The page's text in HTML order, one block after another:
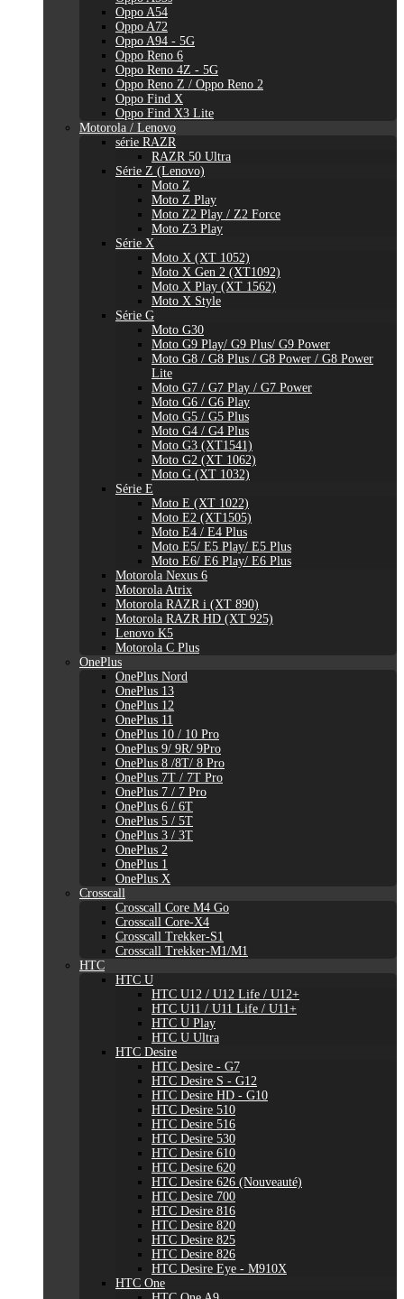
Oppo A54
Oppo A72
Oppo A94 - 5G
Oppo Reno 6
Oppo Reno 4Z - 5G
Oppo Reno Z / Oppo Reno 2
Oppo Find X
Oppo Find X3 Lite
Motorola / Lenovo
série RAZR
RAZR 50 Ultra
Série Z (Lenovo)
Moto Z
Moto Z Play
Moto Z2 Play / Z2 Force
Moto Z3 Play
Série X
Moto X (XT 1052)
Moto X Gen 2 (XT1092)
Moto X Play (XT 1562)
Moto X Style
Série G
Moto G30
Moto G9 Play/ G9 Plus/ G9 Power
Moto G8 / G8 Plus / G8 Power / G8 Power
Lite
Moto G7 / G7 Play / G7 Power
Moto G6 / G6 Play
Moto G5 / G5 Plus
Moto G4 / G4 Plus
Moto G3 (XT1541)
Moto G2 (XT 1062)
Moto G (XT 1032)
Série E
Moto E (XT 1022)
Moto E2 (XT1505)
Moto E4 / E4 Plus
Moto E5/ E5 Play/ E5 Plus
Moto E6/ E6 Play/ E6 Plus
Motorola Nexus 6
Motorola Atrix
Motorola RAZR i (XT 890)
Motorola RAZR HD (XT 925)
Lenovo K5
Motorola C Plus
OnePlus
OnePlus Nord
OnePlus 13
OnePlus 12
OnePlus 11
OnePlus 10 / 10 Pro
OnePlus 9/ 9R/ 9Pro
OnePlus 8 /8T/ 8 Pro
OnePlus 7T / 7T Pro
OnePlus 7 / 7 Pro
OnePlus 6 / 6T
OnePlus 5 / 5T
OnePlus 3 / 3T
OnePlus 2
OnePlus 1
OnePlus X
Crosscall
Crosscall Core M4 Go
Crosscall Core-X4
Crosscall Trekker-S1
Crosscall Trekker-M1/M1
HTC
HTC U
HTC U12 / U12 Life / U12+
HTC U11 / U11 Life / U11+
HTC U Play
HTC U Ultra
HTC Desire
HTC Desire - G7
HTC Desire S - G12
HTC Desire HD - G10
HTC Desire 510
HTC Desire 516
HTC Desire 530
HTC Desire 610
HTC Desire 620
HTC Desire 626 (Nouveauté)
HTC Desire 700
HTC Desire 816
HTC Desire 820
HTC Desire 825
HTC Desire 826
HTC Desire Eye - M910X
HTC One